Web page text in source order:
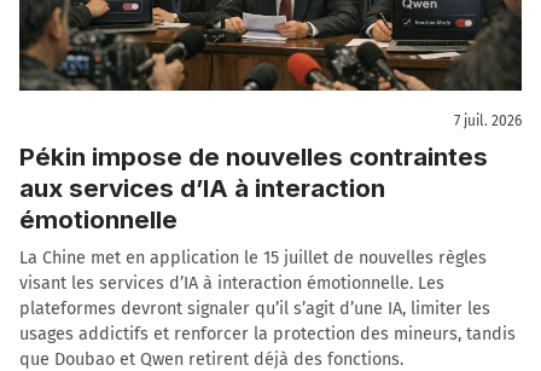
7 juil. 2026
Pékin impose de nouvelles contraintes
aux services d’IA à interaction
émotionnelle
La Chine met en application le 15 juillet de nouvelles règles
visant les services d’IA à interaction émotionnelle. Les
plateformes devront signaler qu’il s’agit d’une IA, limiter les
usages addictifs et renforcer la protection des mineurs, tandis
que Doubao et Qwen retirent déjà des fonctions.